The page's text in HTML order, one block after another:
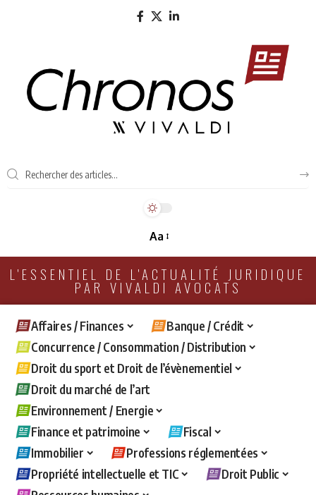
Aa
L'ESSENTIEL DE L'ACTUALITÉ JURIDIQUE
PAR VIVALDI AVOCATS
Affaires / Finances
Banque / Crédit
Concurrence / Consommation / Distribution
Droit du sport et Droit de l’évènementiel
Droit du marché de l’art
Environnement / Energie
Finance et patrimoine
Fiscal
Immobilier
Professions réglementées
Propriété intellectuelle et TIC
Droit Public